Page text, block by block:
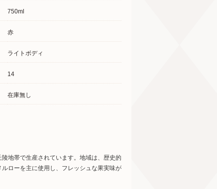
750ml
赤
ライトボディ
14
在庫無し
地帯で生産されています。地域は、歴史的
ローを主に使用し、フレッシュな果実味が